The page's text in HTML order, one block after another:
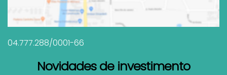
04.777.288/0001-66
Novidades de investimento